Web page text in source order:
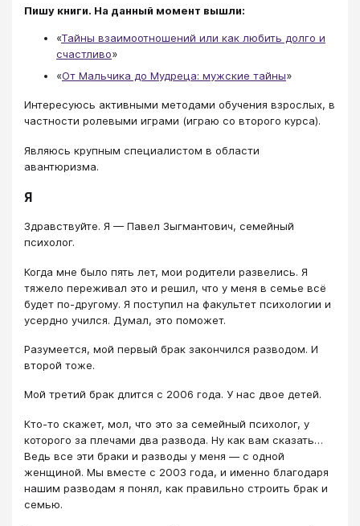
Пишу книги. На данный момент вышли:
«Тайны взаимоотношений или как любить долго и
счастливо»
«От Мальчика до Мудреца: мужские тайны»
Интересуюсь активными методами обучения взрослых, в
частности ролевыми играми (играю со второго курса).
Являюсь крупным специалистом в области
авантюризма.
Я
Здравствуйте. Я — Павел Зыгмантович, семейный
психолог.
Когда мне было пять лет, мои родители развелись. Я
тяжело переживал это и решил, что у меня в семье всё
будет по-другому. Я поступил на факультет психологии и
усердно учился. Думал, это поможет.
Разумеется, мой первый брак закончился разводом. И
второй тоже.
Мой третий брак длится с 2006 года. У нас двое детей.
Кто-то скажет, мол, что это за семейный психолог, у
которого за плечами два развода. Ну как вам сказать…
Ведь все эти браки и разводы у меня — с одной
женщиной. Мы вместе с 2003 года, и именно благодаря
нашим разводам я понял, как правильно строить брак и
семью.